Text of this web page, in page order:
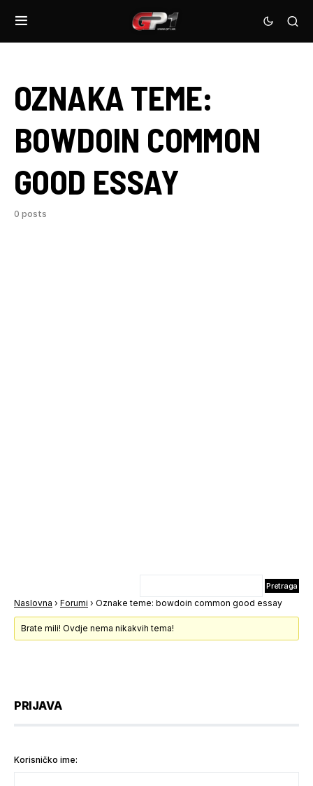
OZNAKA TEME:
BOWDOIN COMMON
GOOD ESSAY
0 posts
Naslovna › Forumi › Oznake teme: bowdoin common good essay
Brate mili! Ovdje nema nikakvih tema!
PRIJAVA
Korisničko ime: